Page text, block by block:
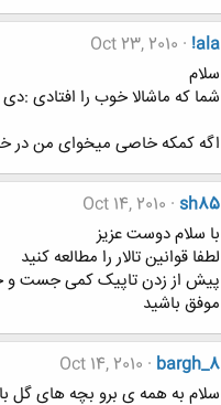
!ala
Oct 23, 2010
سلام
شما که ماشالا خوب را افتادی :دی
اگه کمکه خاصی میخوای من در
sh85
Oct 14, 2010
با سلام دوست عزیز
لطفا قوانین تالار را مطالعه کنید
پیش از زدن تاپیک کمی جست و
موفق باشید
bargh_8
Oct 14, 2010
سلام به همه ی برو بچه های گل